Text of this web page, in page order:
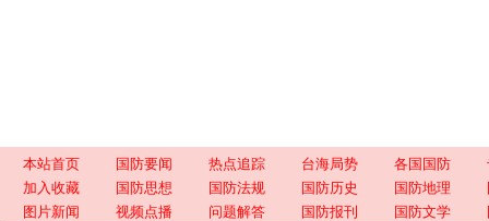
本站首页 国防要闻 热点追踪 台海局势 各国国防
加入收藏
国防思想 国防法规 国防历史 国防地理
图片新闻
视频点播 问题解答 国防报刊 国防文学